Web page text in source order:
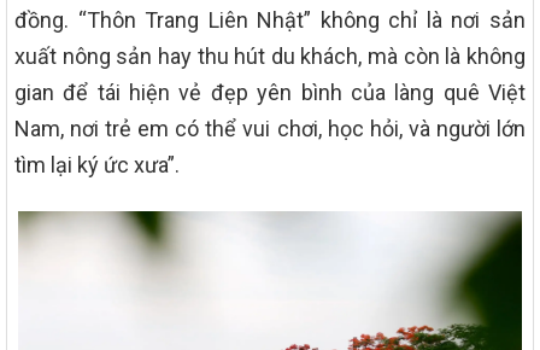
đồng. “Thôn Trang Liên Nhật” không chỉ là nơi sản
xuất nông sản hay thu hút du khách, mà còn là không
gian để tái hiện vẻ đẹp yên bình của làng quê Việt
Nam, nơi trẻ em có thể vui chơi, học hỏi, và người lớn
tìm lại ký ức xưa”.